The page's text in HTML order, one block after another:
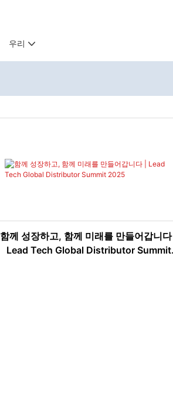
우리
함께 성장하고, 함께 미래를 만들어갑니다 |
Lead Tech Global Distributor Summit